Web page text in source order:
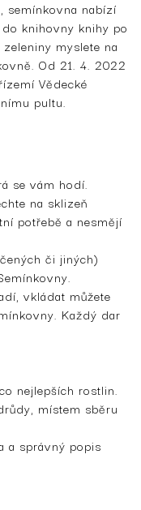
semínkovna nabízí
knihovny knihy po
myslete na
Od 21. 4. 2022
Vědecké
pultu.
se vám hodí.
na sklizeň
potřebě a nesmějí
či jiných)
vkládat můžete
Každý dar
nejlepších rostlin.
místem sběru
a správný popis